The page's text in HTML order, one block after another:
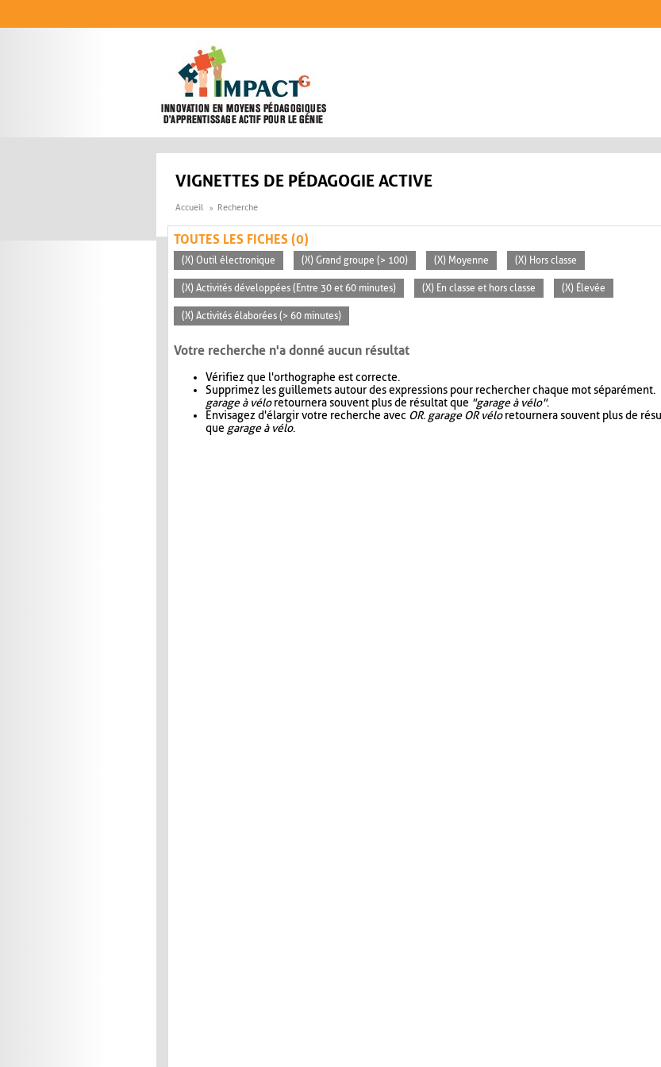
VIGNETTES DE PÉDAGOGIE ACTIVE
Accueil Recherche
TOUTES LES FICHES (0)
(X) Outil électronique (X) Grand groupe (> 100) (X) Moyenne (X) Hors classe
(X) Activités développées (Entre 30 et 60 minutes) (X) En classe et hors classe (X) Élevée
(X) Activités élaborées (> 60 minutes)
Votre recherche n'a donné aucun résultat
Vérifiez que l'orthographe est correcte.
Supprimez les guillemets autour des expressions pour rechercher chaque mot séparément.
garage à véloretournera souvent plus de résultat que "garage à vélo".
Envisagez d'élargir votre recherche avec OR. garage OR véloretournera souvent plus de
que garage à vélo.